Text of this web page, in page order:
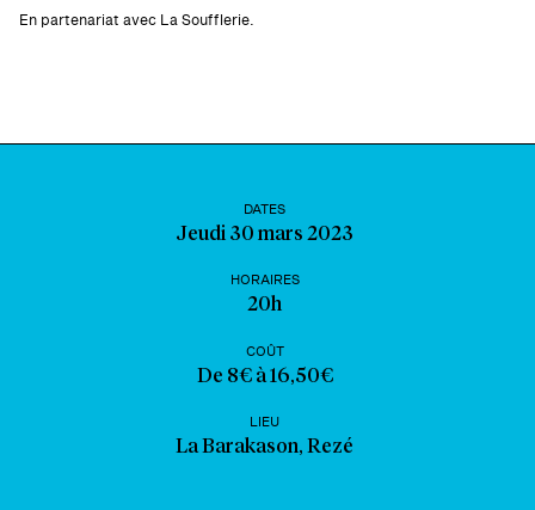
En partenariat avec La Soufflerie.
DATES
Jeudi 30 mars 2023
HORAIRES
20h
COÛT
De 8€ à 16,50€
LIEU
La Barakason, Rezé